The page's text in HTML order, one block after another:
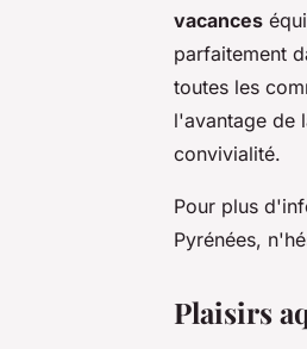
vacances
parfaitement
toutes les
l'avantage de
convivialité.
Pour plus
Pyrénées,
Plaisirs